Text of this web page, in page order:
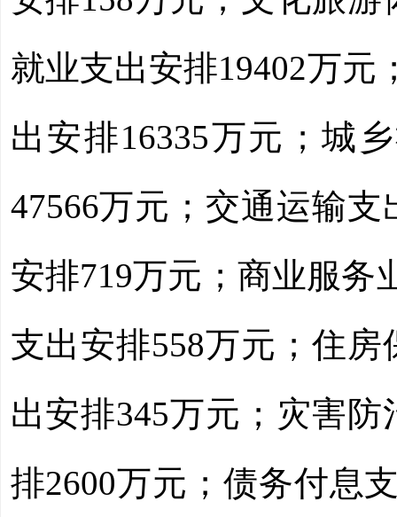
就业支出安排19402万元
出安排16335万元；城
47566万元；交通运输支
安排719万元；商业服务
支出安排558万元；住房
出安排345万元；灾害防
排2600万元 ；债务付息